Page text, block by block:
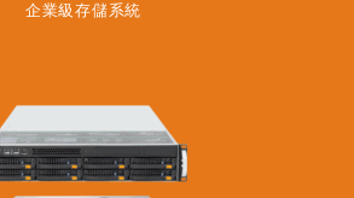
企業級存儲系統